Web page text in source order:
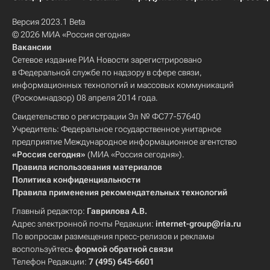
Версия 2023.1 Beta
© 2026 МИА «Россия сегодня»
Вакансии
Сетевое издание РИА Новости зарегистрировано
в Федеральной службе по надзору в сфере связи,
информационных технологий и массовых коммуникаций
(Роскомнадзор) 08 апреля 2014 года.
Свидетельство о регистрации Эл № ФС77-57640
Учредитель: Федеральное государственное унитарное
предприятие Международное информационное агентство
«Россия сегодня» (МИА «Россия сегодня»).
Правила использования материалов
Политика конфиденциальности
Правила применения рекомендательных технологий
Главный редактор: Гаврилова А.В.
Адрес электронной почты Редакции: internet-group@ria.ru
По вопросам размещения пресс-релизов и рекламы
воспользуйтесьформой обратной связи
Телефон Редакции: 7 (495) 645-6601